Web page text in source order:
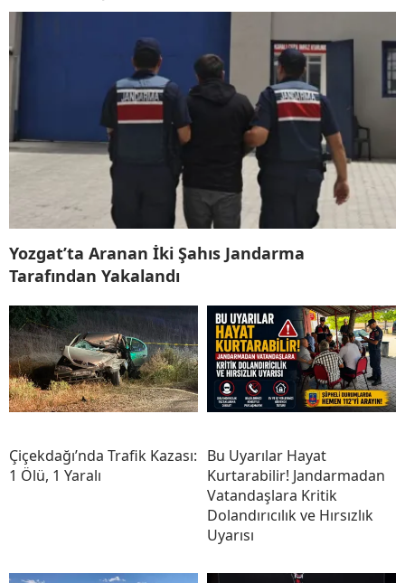
Yozgat’ta Aranan İki Şahıs Jandarma
Tarafından Yakalandı
Çiçekdağı’nda Trafik Kazası:
1 Ölü, 1 Yaralı
Bu Uyarılar Hayat
Kurtarabilir! Jandarmadan
Vatandaşlara Kritik
Dolandırıcılık ve Hırsızlık
Uyarısı